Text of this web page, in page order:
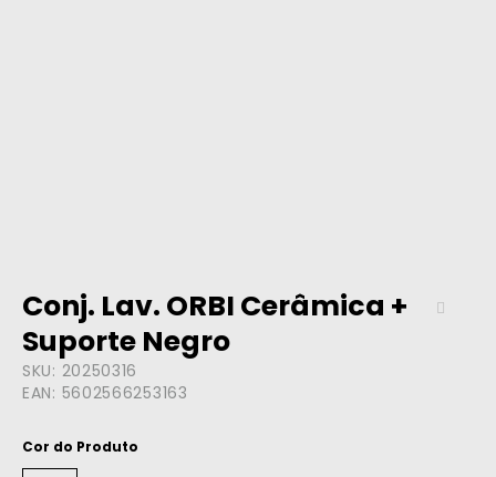
Conj. Lav. ORBI Cerâmica +
Suporte Negro
SKU: 20250316
EAN: 5602566253163
Cor do Produto